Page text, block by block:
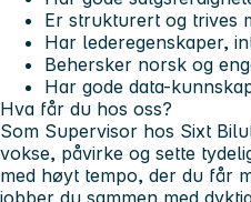
Er strukturert og trives
Har lederegenskaper,
Behersker norsk og
Har gode data-
Hva får du hos oss?
Som Supervisor hos Sixt
vokse, påvirke og sette
med høyt tempo, der du får